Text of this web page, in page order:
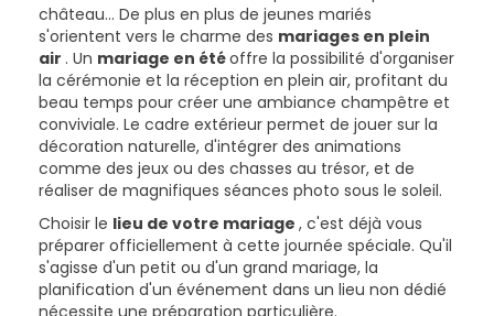
château... De plus en plus de jeunes mariés
s'orientent vers le charme des mariages en plein
air . Un mariage en étéoffre la possibilité d'organiser
la cérémonie et la réception en plein air, profitant du
beau temps pour créer une ambiance champêtre et
conviviale. Le cadre extérieur permet de jouer sur la
décoration naturelle, d'intégrer des animations
comme des jeux ou des chasses au trésor, et de
réaliser de magnifiques séances photo sous le soleil.
Choisir le lieu de votre mariage , c'est déjà vous
préparer officiellement à cette journée spéciale. Qu'il
s'agisse d'un petit ou d'un grand mariage, la
planification d'un événement dans un lieu non dédié
nécessite une préparation particulière.